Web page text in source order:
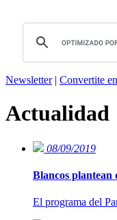
Newsletter| Convertite
Actualidad
08/09/2019
Blancos plantean
El programa del